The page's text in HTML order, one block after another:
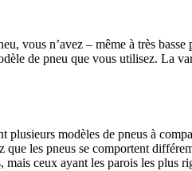
vous n’avez – même à très
de pneu que vous utilisez. La
modèles de pneus à
les pneus se comportent
ceux ayant les parois les plus